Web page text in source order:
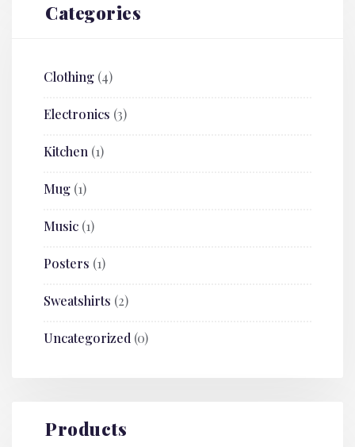
Categories
Clothing (4)
Electronics (3)
Kitchen (1)
Mug (1)
Music (1)
Posters (1)
Sweatshirts (2)
Uncategorized (0)
Products